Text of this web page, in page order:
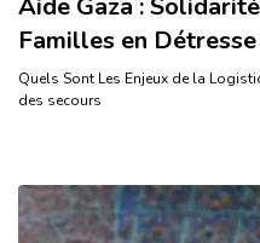
Aide Gaza :
Familles en Détresse
Quels Sont Les Enjeux de la
des secours